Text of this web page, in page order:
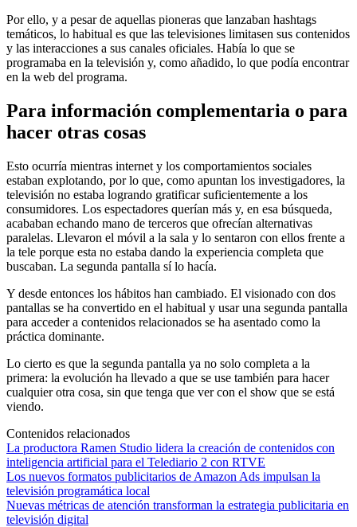
Por ello, y a pesar de aquellas pioneras que lanzaban hashtags
temáticos, lo habitual es que las televisiones limitasen sus contenidos
y las interacciones a sus canales oficiales. Había lo que se
programaba en la televisión y, como añadido, lo que podía encontrar
en la web del programa.
Para información complementaria o para
hacer otras cosas
Esto ocurría mientras internet y los comportamientos sociales
estaban explotando, por lo que, como apuntan los investigadores, la
televisión no estaba logrando gratificar suficientemente a los
consumidores. Los espectadores querían más y, en esa búsqueda,
acababan echando mano de terceros que ofrecían alternativas
paralelas. Llevaron el móvil a la sala y lo sentaron con ellos frente a
la tele porque esta no estaba dando la experiencia completa que
buscaban. La segunda pantalla sí lo hacía.
Y desde entonces los hábitos han cambiado. El visionado con dos
pantallas se ha convertido en el habitual y usar una segunda pantalla
para acceder a contenidos relacionados se ha asentado como la
práctica dominante.
Lo cierto es que la segunda pantalla ya no solo completa a la
primera: la evolución ha llevado a que se use también para hacer
cualquier otra cosa, sin que tenga que ver con el show que se está
viendo.
Contenidos relacionados
La productora Ramen Studio lidera la creación de contenidos con
inteligencia artificial para el Telediario 2 con RTVE
Los nuevos formatos publicitarios de Amazon Ads impulsan la
televisión programática local
Nuevas métricas de atención transforman la estrategia publicitaria en
televisión digital